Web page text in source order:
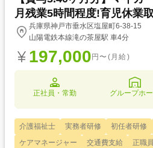
月残業5時間程度!育児休業
兵庫県神戸市垂水区塩屋町6-38-15
山陽電鉄本線滝の茶屋駅 車4分
197,000 円〜(月給)
正社員・常勤 グループホ
介護福祉士 実務者研修 初任者研修
ケアマネージャー
交通費支給 正職員